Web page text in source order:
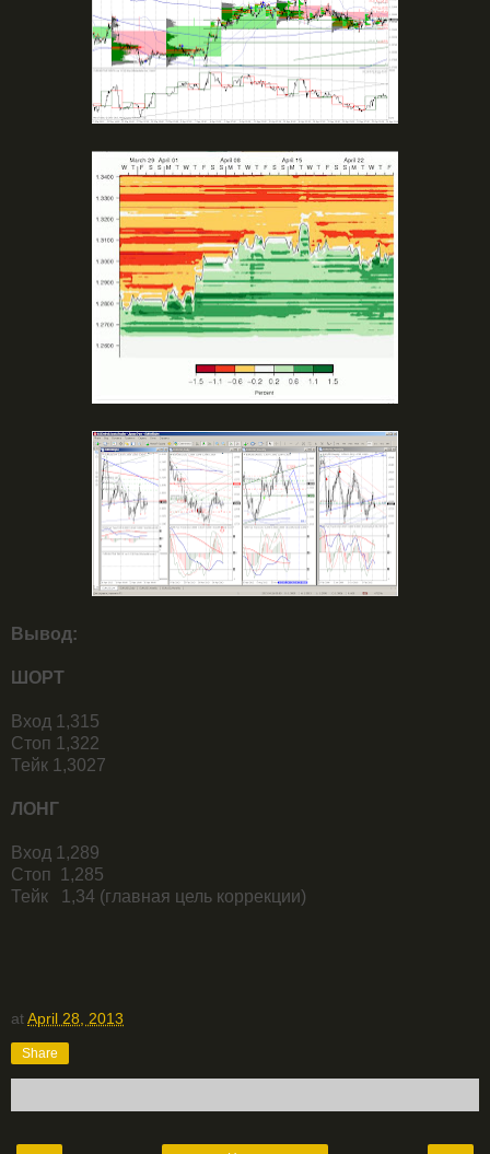
Вывод:
ШОРТ
Вход 1,315
Стоп 1,322
Тейк 1,3027
ЛОНГ
Вход 1,289
Стоп 1,285
Тейк 1,34 (главная цель коррекции)
atApril 28, 2013
Share